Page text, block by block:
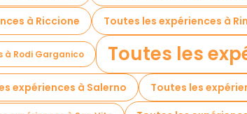
à Riccione Toutes les expériences à
à Rodi Garganico Toutes les
expériences à Salerno Toutes les